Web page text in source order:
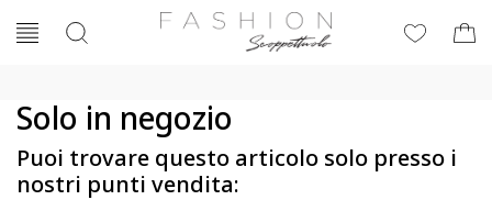
Solo in negozio
Puoi trovare questo articolo solo presso i
nostri punti vendita: